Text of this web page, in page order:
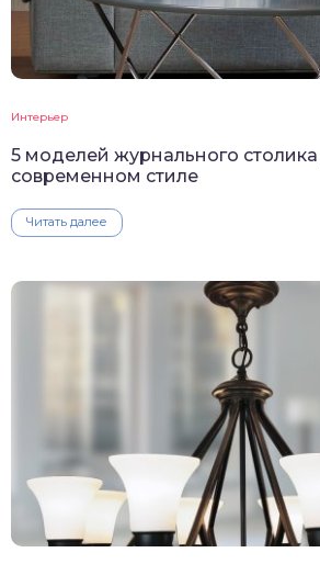
Интерьер
5 моделей журнального
современном стиле
Читать далее